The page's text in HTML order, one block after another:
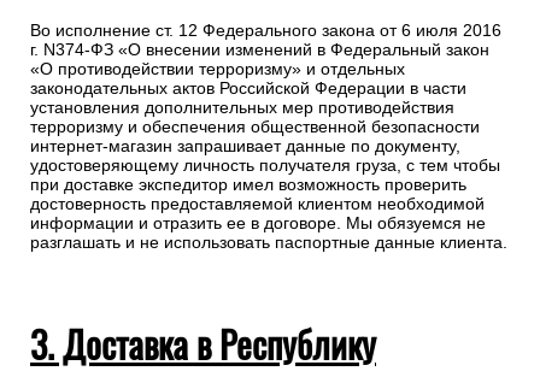
Во исполнение ст. 12 Федерального закона от 6 июля 2016
г. N374-ФЗ «О внесении изменений в Федеральный закон
«О противодействии терроризму» и отдельных
законодательных актов Российской Федерации в части
установления дополнительных мер противодействия
терроризму и обеспечения общественной безопасности
интернет-магазин запрашивает данные по документу,
удостоверяющему личность получателя груза, с тем чтобы
при доставке экспедитор имел возможность проверить
достоверность предоставляемой клиентом необходимой
информации и отразить ее в договоре. Мы обязуемся не
разглашать и не использовать паспортные данные клиента.
3. Доставка в Республику